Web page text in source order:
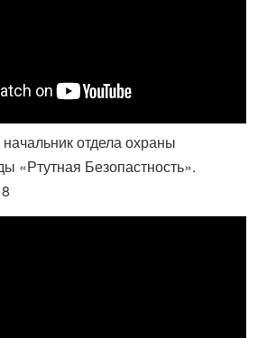
отдела охраны
«Ртутная Безопастность».